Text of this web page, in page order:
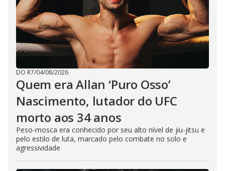
DO R7/04/08/2026
Quem era Allan ‘Puro Osso’
Nascimento, lutador do UFC
morto aos 34 anos
Peso-mosca era conhecido por seu alto nível de jiu-jitsu e
pelo estilo de luta, marcado pelo combate no solo e
agressividade